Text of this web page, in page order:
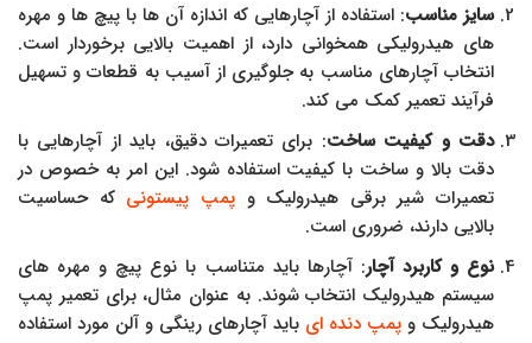
سایز مناسب: استفاده از آچارهایی که اندازه آن ها با پیچ ها و مهره
های هیدرولیکی همخوانی دارد، از اهمیت بالایی برخوردار است.
انتخاب آچارهای مناسب به جلوگیری از آسیب به قطعات و تسهیل
فرآیند تعمیر کمک می کند.
دقت و کیفیت ساخت: برای تعمیرات دقیق، باید از آچارهایی با
دقت بالا و ساخت با کیفیت استفاده شود. این امر به خصوص در
تعمیرات شیر برقی هیدرولیک وپمپ پیستونی که حساسیت
بالایی دارند، ضروری است.
نوع و کاربرد آچار: آچارها باید متناسب با نوع پیچ و مهره های
سیستم هیدرولیک انتخاب شوند. به عنوان مثال، برای تعمیر پمپ
هیدرولیک و پمپ دنده ای باید آچارهای رینگی و آلن مورد استفاده